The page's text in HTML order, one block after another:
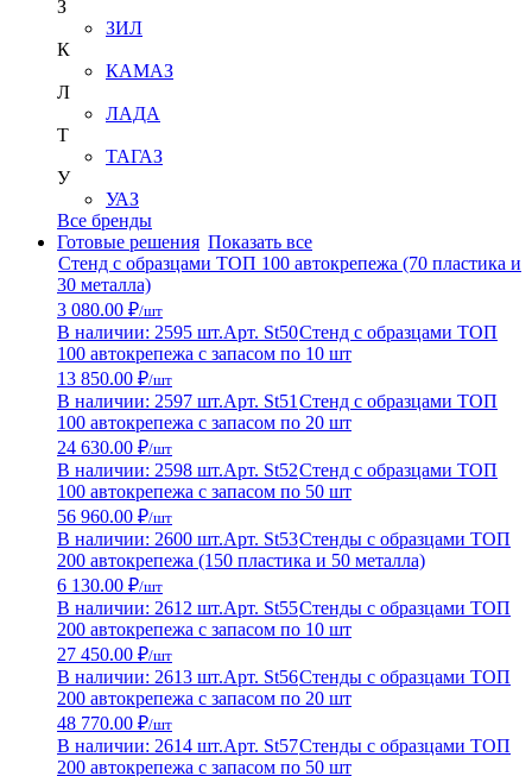
З
ЗИЛ
К
КАМАЗ
Л
ЛАДА
Т
ТАГАЗ
У
УАЗ
Все бренды
Готовые решения Показать все
Стенд с образцами ТОП 100 автокрепежа (70 пластика и
30 металла)
3 080.00 ₽/шт
В наличии: 2595 шт.Арт. St50Стенд с образцами ТОП
100 автокрепежа с запасом по 10 шт
13 850.00 ₽/шт
В наличии: 2597 шт.Арт. St51 Стенд с образцами ТОП
100 автокрепежа с запасом по 20 шт
24 630.00 ₽/шт
В наличии: 2598 шт.Арт. St52Стенд с образцами ТОП
100 автокрепежа с запасом по 50 шт
56 960.00 ₽/шт
В наличии: 2600 шт.Арт. St53Стенды с образцами ТОП
200 автокрепежа (150 пластика и 50 металла)
6 130.00 ₽/шт
В наличии: 2612 шт.Арт. St55Стенды с образцами ТОП
200 автокрепежа с запасом по 10 шт
27 450.00 ₽/шт
В наличии: 2613 шт.Арт. St56Стенды с образцами ТОП
200 автокрепежа с запасом по 20 шт
48 770.00 ₽/шт
В наличии: 2614 шт.Арт. St57Стенды с образцами ТОП
200 автокрепежа с запасом по 50 шт